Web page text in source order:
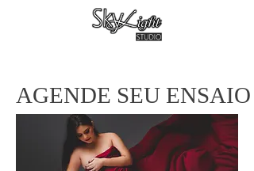
AGENDE SEU ENSAIO